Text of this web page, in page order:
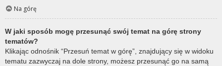
Na górę
W jaki sposób mogę przesunąć swój temat na górę strony
tematów?
Klikając odnośnik “Przesuń temat w górę”, znajdujący się w widoku
tematu zazwyczaj na dole strony, możesz przesunąć go na samą